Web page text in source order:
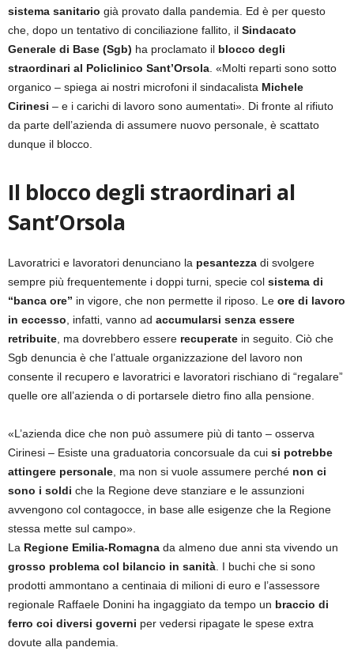
sistema sanitario già provato dalla pandemia. Ed è per questo
che, dopo un tentativo di conciliazione fallito, il Sindacato
Generale di Base (Sgb) ha proclamato il blocco degli
straordinari al Policlinico Sant’Orsola. «Molti reparti sono sotto
organico – spiega ai nostri microfoni il sindacalista Michele
Cirinesi – e i carichi di lavoro sono aumentati». Di fronte al rifiuto
da parte dell’azienda di assumere nuovo personale, è scattato
dunque il blocco.
Il blocco degli straordinari al
Sant’Orsola
Lavoratrici e lavoratori denunciano la pesantezza di svolgere
sempre più frequentemente i doppi turni, specie col sistema di
“banca ore” in vigore, che non permette il riposo. Le ore di lavoro
in eccesso, infatti, vanno ad accumularsi senza essere
retribuite, ma dovrebbero essere recuperate in seguito. Ciò che
Sgb denuncia è che l’attuale organizzazione del lavoro non
consente il recupero e lavoratrici e lavoratori rischiano di “regalare”
quelle ore all’azienda o di portarsele dietro fino alla pensione.
«L’azienda dice che non può assumere più di tanto – osserva
Cirinesi – Esiste una graduatoria concorsuale da cui si potrebbe
attingere personale, ma non si vuole assumere perché non ci
sono i soldi che la Regione deve stanziare e le assunzioni
avvengono col contagocce, in base alle esigenze che la Regione
stessa mette sul campo».
La Regione Emilia-Romagna da almeno due anni sta vivendo un
grosso problema col bilancio in sanità. I buchi che si sono
prodotti ammontano a centinaia di milioni di euro e l’assessore
regionale Raffaele Donini ha ingaggiato da tempo un braccio di
ferro coi diversi governi per vedersi ripagate le spese extra
dovute alla pandemia.